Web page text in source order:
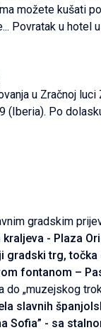
možete kušati
Povratak u
u Zračnoj luci
(Iberia). Po
gradskim
- Plaza
gradski trg,
fontanom –
„muzejskog
slavnih
Sofia” - sa